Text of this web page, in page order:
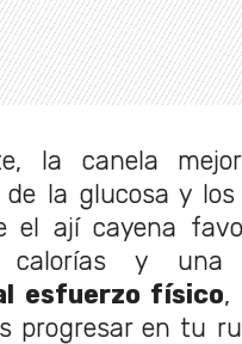
la canela
de la glucosa y los
el ají cayena
calorías y una
esfuerzo físico,
progresar en tu